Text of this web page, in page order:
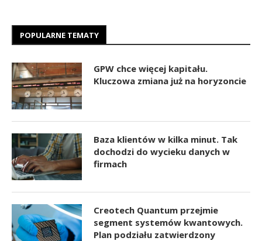
POPULARNE TEMATY
GPW chce więcej kapitału.
Kluczowa zmiana już na horyzoncie
Baza klientów w kilka minut. Tak
dochodzi do wycieku danych w
firmach
Creotech Quantum przejmie
segment systemów kwantowych.
Plan podziału zatwierdzony